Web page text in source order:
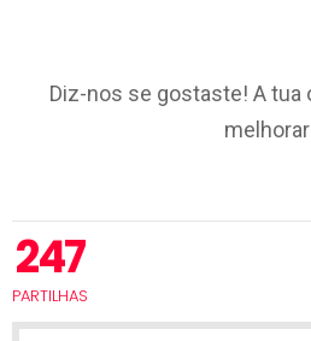
Diz-nos se gostaste! A tua
247
PARTILHAS